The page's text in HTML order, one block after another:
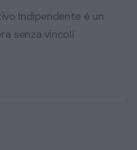
Indipendente è un
senza vincoli